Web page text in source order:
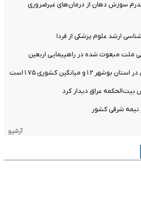
سوزش دهان از درمان‌های غیرضروری
ارشد علوم پزشکی از فردا
ملت مبعوث شده در راهپیمایی اربعین
و میانگین کشوری ۱.۷۵ است
بیت‌الحکمه عراق دیدار کرد
نیمه شرقی کشور
آرشیو